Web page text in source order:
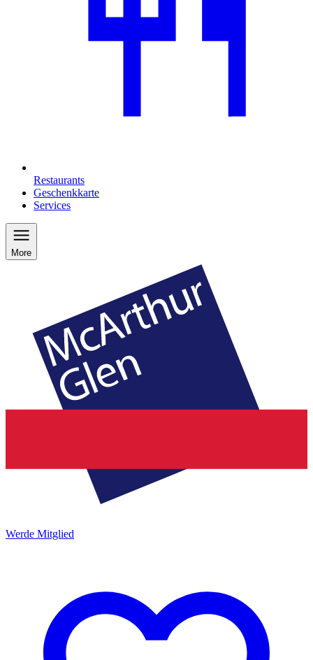
Restaurants
Geschenkkarte
Services
More
Werde Mitglied